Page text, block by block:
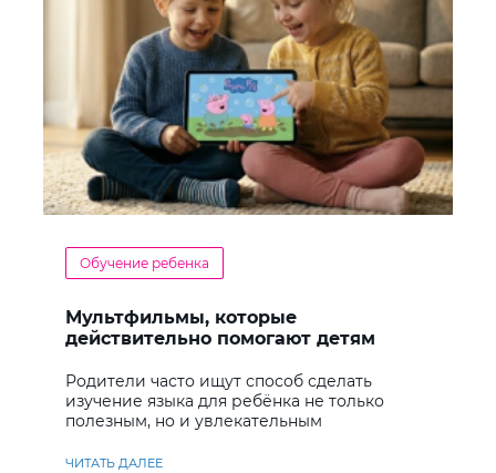
Обучение ребенка
Мультфильмы, которые
действительно помогают детям
Родители часто ищут способ сделать
изучение языка для ребёнка не только
полезным, но и увлекательным
ЧИТАТЬ ДАЛЕЕ